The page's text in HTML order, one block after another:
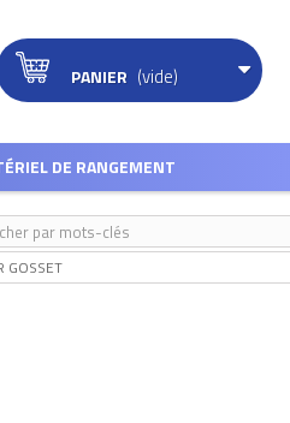
PANIER (vide)
DE RANGEMENT
GOSSET